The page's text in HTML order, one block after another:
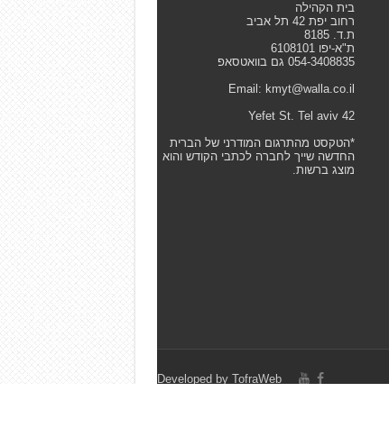
בית הקהילה
רחוב יפת 42 תל אביב
ת.ד. 8185
ת"א-יפו 6108101
054-3408835 גם בוואטסאפ
Email: kmyt@walla.co.il
42 Yefet St. Tel aviv
*הטקסט מהתרגום המודרני של הברית
החדשה שייך לחברה לכתבי הקודש והוא
מוצג ברשות.
Developed by TofraWeb